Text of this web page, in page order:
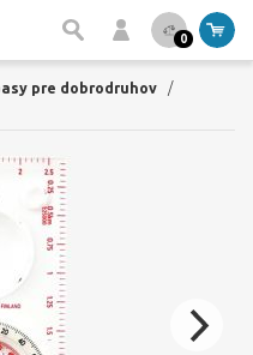
0
pre dobrodruhov
/